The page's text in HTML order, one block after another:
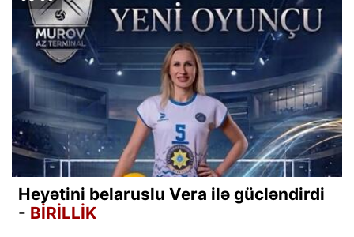
Heyətini belaruslu Vera ilə gücləndirdi
- BİRİLLİK